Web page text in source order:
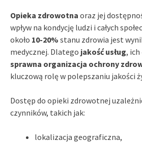
Opieka zdrowotna oraz jej
wpływ na kondycję ludzi i całych
około 10-20% stanu zdrowia jest
medycznej. Dlatego jakość usług, ich
sprawna organizacja ochrony
kluczową rolę w polepszaniu jakości
Dostęp do opieki zdrowotnej
czynników, takich jak:
lokalizacja geograficzna,